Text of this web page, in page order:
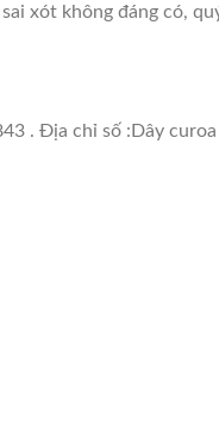
xót không đáng có,
. Địa chỉ số :Dây